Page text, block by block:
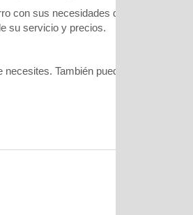
con sus necesidades de cuidado.
su servicio y precios.
También puedes visitar